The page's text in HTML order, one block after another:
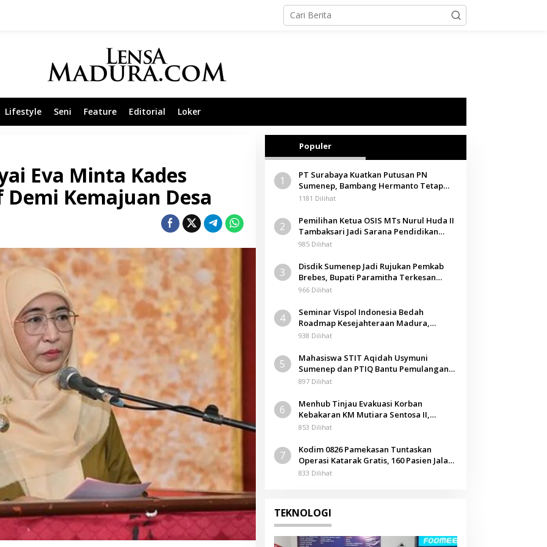
Lifestyle Seni Feature Editorial Loker
Eva Minta Kades
Kemajuan Desa
Populer
1
PT Surabaya Kuatkan Putusan PN
Sumenep, Bambang Hermanto Tetap
Dinyatakan Pemilik Sah Tanah di
1181 Dilihat
2
Pemilihan Ketua OSIS MTs Nurul Huda II
Tambaksari Jadi Sarana Pendidikan
Demokrasi bagi Siswa
985 Dilihat
3
Disdik Sumenep Jadi Rujukan Pemkab
Brebes, Bupati Paramitha Terkesan
Pendidikan Berbasis Budaya
966 Dilihat
4
Seminar Vispol Indonesia Bedah
Roadmap Kesejahteraan Madura,
Pendidikan dan Hilirisasi Jadi Kunci
938 Dilihat
5
Mahasiswa STIT Aqidah Usymuni
Sumenep dan PTIQ Bantu Pemulangan
Jenazah WNI Asal Aceh di Malaysia
897 Dilihat
6
Menhub Tinjau Evakuasi Korban
Kebakaran KM Mutiara Sentosa II,
Apresiasi Respons Cepat Pemkab
853 Dilihat
7
Kodim 0826 Pamekasan Tuntaskan
Operasi Katarak Gratis, 160 Pasien Jalani
Tindakan Medis
833 Dilihat
TEKNOLOGI